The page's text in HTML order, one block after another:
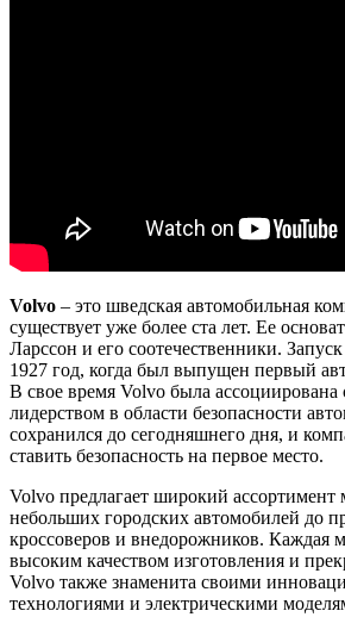
Volvo – это шведская автомобильная
существует уже более ста лет. Ее
Ларссон и его соотечественники.
1927 год, когда был выпущен первый
В свое время Volvo была
лидерством в области безопасности
сохранился до сегодняшнего дня, и
ставить безопасность на первое место.
Volvo предлагает широкий ассортимент
небольших городских автомобилей до
кроссоверов и внедорожников. Каждая
высоким качеством изготовления и
Volvo также знаменита своими
технологиями и электрическими